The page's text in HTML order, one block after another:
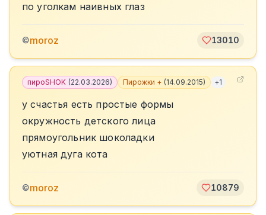
по уголкам наивных глаз
©moroz 13010
пироSHOK (22.03.2026) Пирожки + (14.09.2015) +1
у счастья есть простые формы
окружность детского лица
прямоугольник шоколадки
уютная дуга кота
©moroz 10879